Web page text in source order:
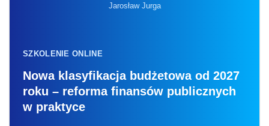
Jarosław Jurga
SZKOLENIE ONLINE
Nowa klasyfikacja budżetowa od 2027
roku – reforma finansów publicznych
w praktyce